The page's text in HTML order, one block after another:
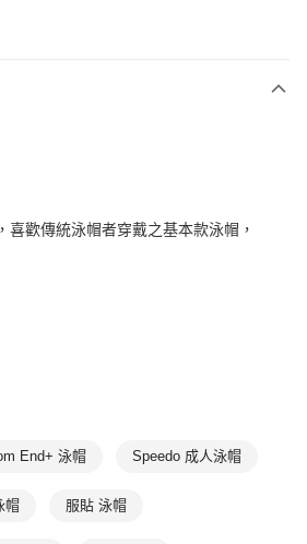
含以上)免運費
含以上)免運費
喜歡傳統泳帽者穿戴之基本款泳帽，
End+ 泳帽 Speedo 成人泳帽
帽 服貼 泳帽